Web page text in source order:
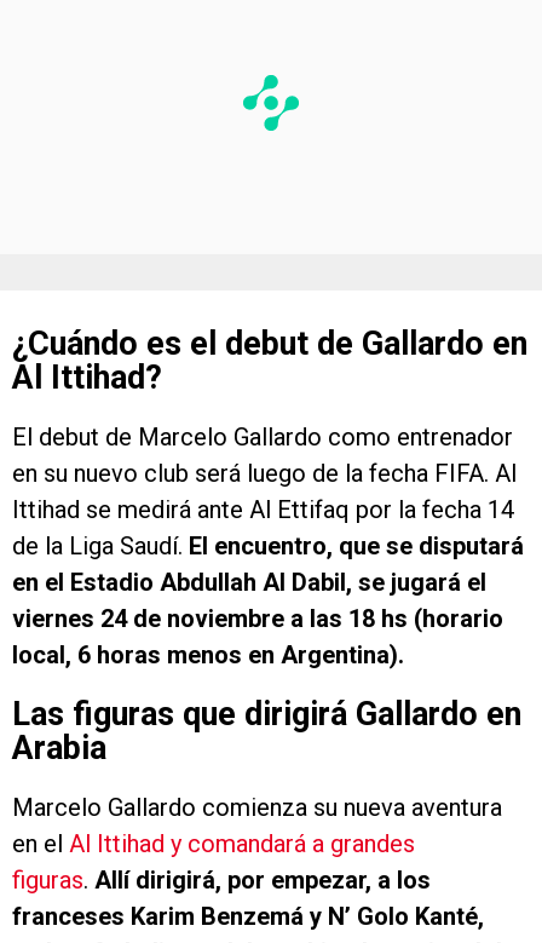
¿Cuándo es el debut de Gallardo en
Al Ittihad?
El debut de Marcelo Gallardo como entrenador
en su nuevo club será luego de la fecha FIFA. Al
Ittihad se medirá ante Al Ettifaq por la fecha 14
de la Liga Saudí. El encuentro, que se disputará
en el Estadio Abdullah Al Dabil, se jugará el
viernes 24 de noviembre a las 18 hs (horario
local, 6 horas menos en Argentina).
Las figuras que dirigirá Gallardo en
Arabia
Marcelo Gallardo comienza su nueva aventura
en el Al Ittihad y comandará a grandes
figuras. Allí dirigirá, por empezar, a los
franceses Karim Benzemá y N’ Golo Kanté,